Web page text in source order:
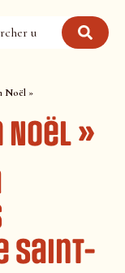
Noël »
Noël »
Saint-